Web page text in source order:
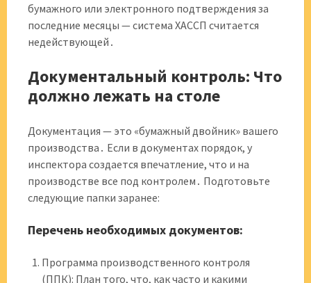
бумажного или электронного подтверждения за
последние месяцы — система ХАССП считается
недействующей․
Документальный контроль: Что
должно лежать на столе
Документация — это «бумажный двойник» вашего
производства․ Если в документах порядок, у
инспектора создается впечатление, что и на
производстве все под контролем․ Подготовьте
следующие папки заранее:
Перечень необходимых документов:
Программа производственного контроля
(ППК): План того, что, как часто и какими